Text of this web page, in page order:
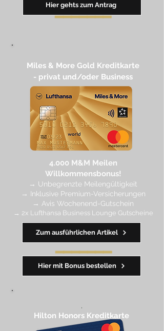
━━━━━━━
Hier gehts zum Antrag
Miles & More Gold Kreditkarte​
- privat und/oder Business
4.000 M&M Meilen
Willkommensbonus!
→ Unbegrenzte Meilengültigkeit
→ Inklusive Premium-Versicherungen
→ Avis Wochenend-Gutschein
→ 2x Lufthansa Business Lounge Gutscheine
━━━━━━━
Hier mit Bonus bestellen
Zum ausführlichen Artikel
Hilton Honors Kreditkarte​